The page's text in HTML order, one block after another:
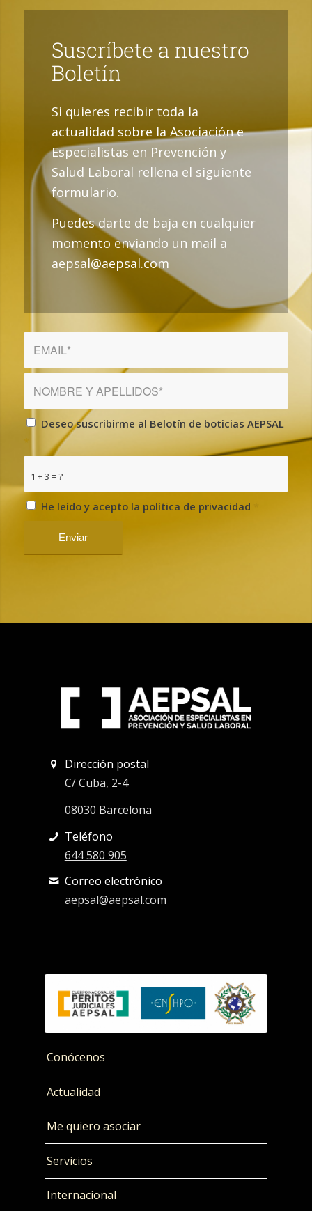
Suscríbete a nuestro
Boletín
Si quieres recibir toda la
actualidad sobre la Asociación e
Especialistas en Prevención y
Salud Laboral rellena el siguiente
formulario.
Puedes darte de baja en cualquier
momento enviando un mail a
aepsal@aepsal.com
Deseo suscribirme al Belotín de boticias AEPSAL
*
1 + 3 = ?
He leído y acepto la política de privacidad
Dirección postal
C/ Cuba, 2-4
08030 Barcelona
Teléfono
644 580 905
Correo electrónico
aepsal@aepsal.com
Conócenos
Actualidad
Me quiero asociar
Servicios
Internacional